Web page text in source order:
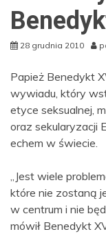
28 grudnia 2010
Papież Benedykt
wywiadu, który
etyce seksualnej,
oraz sekularyzacji
echem w świecie.
„Jest wiele
które nie zostaną
w centrum i nie
mówił Benedykt